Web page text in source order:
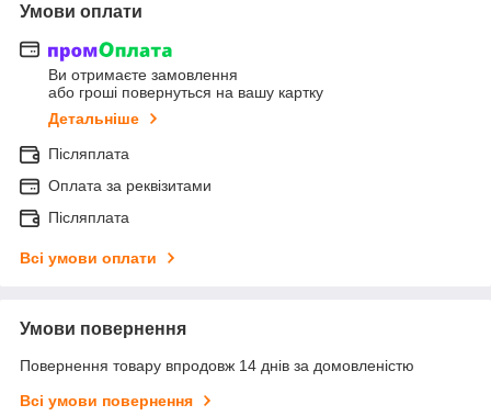
Умови оплати
Ви отримаєте замовлення
або гроші повернуться на вашу картку
Детальніше
Післяплата
Оплата за реквізитами
Післяплата
Всі умови оплати
Умови повернення
Повернення товару впродовж 14 днів за домовленістю
Всі умови повернення